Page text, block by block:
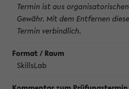
Termin ist aus
Gewähr. Mit dem Entfernen
Termin verbindlich.
SkillsLab